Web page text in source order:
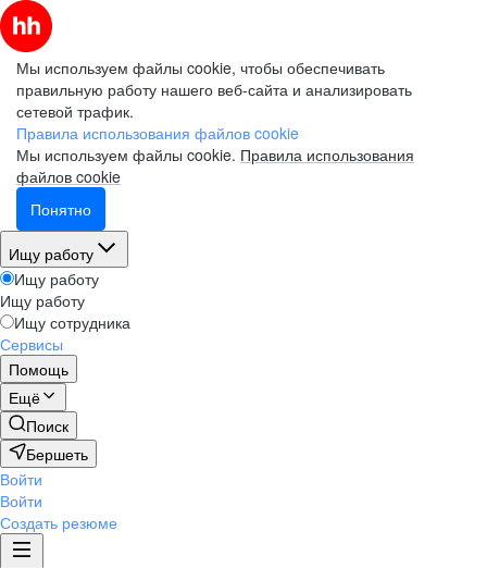
Мы используем файлы cookie, чтобы обеспечивать
правильную работу нашего веб-сайта и анализировать
сетевой трафик.
Правила использования файлов cookie
Мы используем файлы cookie. Правила использования
файлов cookie
Понятно
Ищу работу
Ищу работу
Ищу работу
Ищу сотрудника
Сервисы
Помощь
Ещё
Поиск
Бершеть
Войти
Войти
Создать резюме